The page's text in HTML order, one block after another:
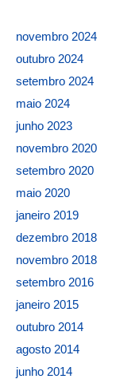
novembro 2024
outubro 2024
setembro 2024
maio 2024
junho 2023
novembro 2020
setembro 2020
maio 2020
janeiro 2019
dezembro 2018
novembro 2018
setembro 2016
janeiro 2015
outubro 2014
agosto 2014
junho 2014